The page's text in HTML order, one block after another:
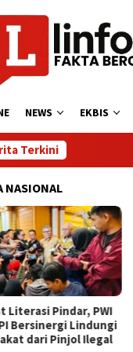
NEWS EKBIS
Terkini
NASIONAL
Literasi Pindar, PWI
Bersinergi Lindungi
dari Pinjol Ilegal